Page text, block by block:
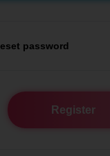
password
Register